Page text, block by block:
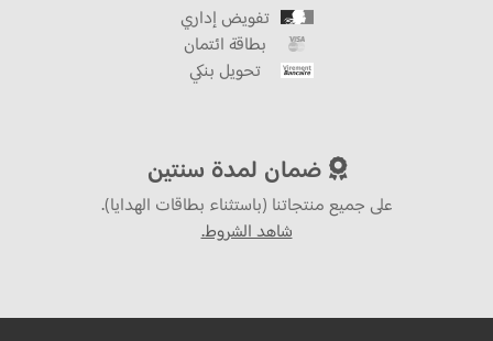
تفويض إداري
بطاقة ائتمان
تحويل بنكي
ضمان لمدة سنتين
على جميع منتجاتنا (باستثناء بطاقات الهدايا).
شاهد الشروط.